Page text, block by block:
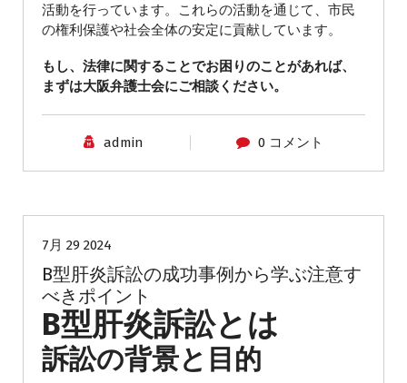
活動を行っています。これらの活動を通じて、市民
の権利保護や社会全体の安定に貢献しています。
もし、法律に関することでお困りのことがあれば、
まずは大阪弁護士会にご相談ください。
admin 0 コメント
7月 29 2024
B型肝炎訴訟の成功事例から学ぶ注意す
べきポイント
B型肝炎訴訟とは
訴訟の背景と目的